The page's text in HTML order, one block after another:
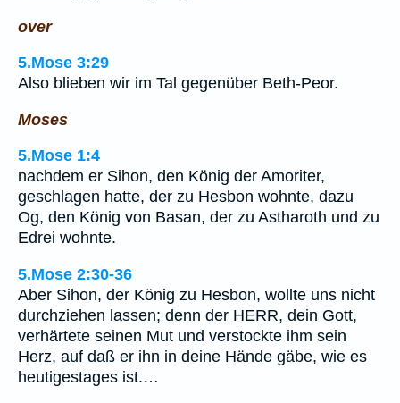
over
5.Mose 3:29
Also blieben wir im Tal gegenüber Beth-Peor.
Moses
5.Mose 1:4
nachdem er Sihon, den König der Amoriter,
geschlagen hatte, der zu Hesbon wohnte, dazu
Og, den König von Basan, der zu Astharoth und zu
Edrei wohnte.
5.Mose 2:30-36
Aber Sihon, der König zu Hesbon, wollte uns nicht
durchziehen lassen; denn der HERR, dein Gott,
verhärtete seinen Mut und verstockte ihm sein
Herz, auf daß er ihn in deine Hände gäbe, wie es
heutigestages ist.…